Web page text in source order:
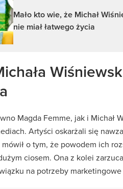
Mało kto wie, że Michał
nie miał łatwego życia
Magda Femme, jak i Michał
Artyści oskarżali się
o tym, że powodem ich
ciosem. Ona z kolei
na potrzeby marketingowe